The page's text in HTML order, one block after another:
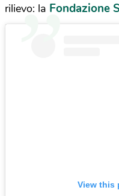
rilievo: la Fondazione
View this